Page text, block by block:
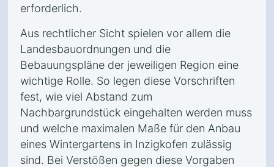
erforderlich.
Aus rechtlicher Sicht spielen vor allem die
Landesbauordnungen und die
Bebauungspläne der jeweiligen Region eine
wichtige Rolle. So legen diese Vorschriften
fest, wie viel Abstand zum
Nachbargrundstück eingehalten werden muss
und welche maximalen Maße für den Anbau
eines Wintergartens in Inzigkofen zulässig
sind. Bei Verstößen gegen diese Vorgaben